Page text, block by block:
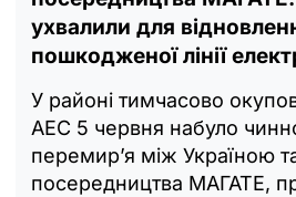
ухвалили для
пошкодженої лінії
У районі тимчасово
АЕС 5 червня набуло
перемир’я між Україною
посередництва МАГАТЕ,